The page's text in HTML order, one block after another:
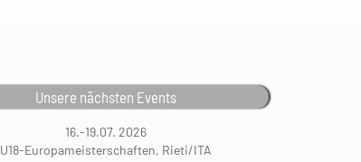
Unsere nächsten Events
16.-19.07. 2026
U18-Europameisterschaften, Rieti/ITA